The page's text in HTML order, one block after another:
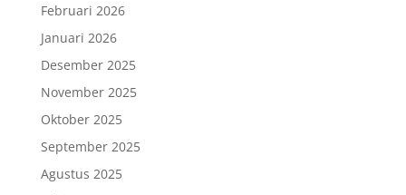
Februari 2026
Januari 2026
Desember 2025
November 2025
Oktober 2025
September 2025
Agustus 2025